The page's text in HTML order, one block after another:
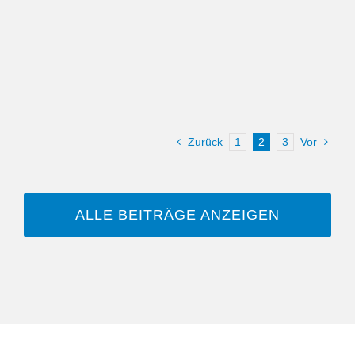
Zurück 1 2 3 Vor
ALLE BEITRÄGE ANZEIGEN